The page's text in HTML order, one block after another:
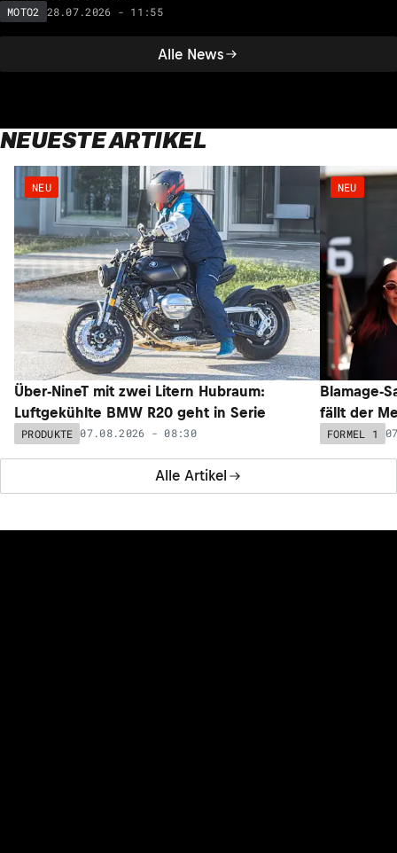
Alle News
MOTO2 28.07.2026 - 11:55
NEUESTE ARTIKEL
Alle Artikel
NEU
Über-NineT mit zwei Litern Hubraum:
Luftgekühlte BMW R20 geht in Serie
PRODUKTE 07.08.2026 - 08:30
NEU
Blamage-
fällt der
FORMEL 1